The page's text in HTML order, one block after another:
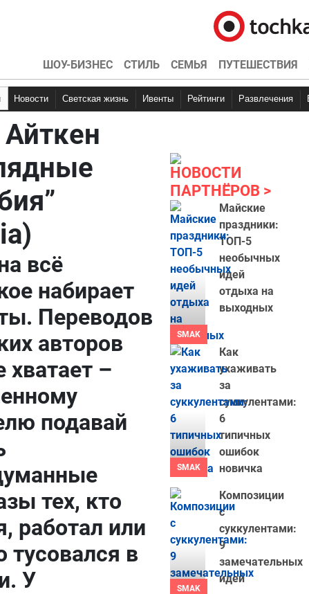
ШОУ-БИЗНЕС СТИЛЬ СЕМЬЯ ПУТЕШЕСТВИЯ
Новости Светская жизнь Ивенты Рейтинги Развлечения
всё
набирает
Переводов
авторов
хватает –
подавай
тех, кто
работал или
тусовался в
У
НОВОСТИ
ПАРТНЁРОВ
SMAK
Майские
праздники:
ТОП-5
необычных
идей
отдыха на
выходных
SMAK
Как
ухаживать
за
суккулентами:
6
типичных
ошибок
новичка
SMAK
Композиции
с
суккулентами:
9
замечательных
идей